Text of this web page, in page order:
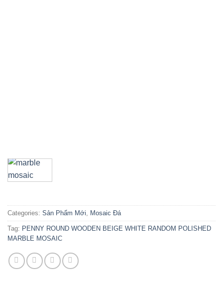
Categories: Sản Phẩm Mới, Mosaic Đá
Tag: PENNY ROUND WOODEN BEIGE WHITE RANDOM POLISHED
MARBLE MOSAIC